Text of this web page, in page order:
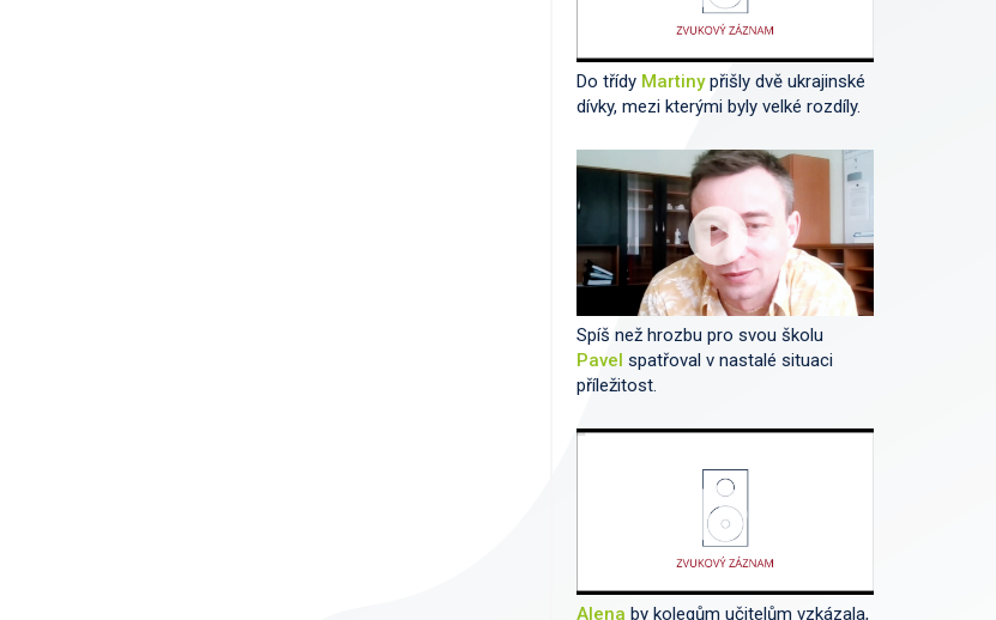
Do třídy Martinypřišly dvě ukrajinské
dívky, mezi kterými byly velké rozdíly.
Spíš než hrozbu pro svou školu
Pavel spatřoval v nastalé situaci
příležitost.
Alena by kolegům učitelům vzkázala,